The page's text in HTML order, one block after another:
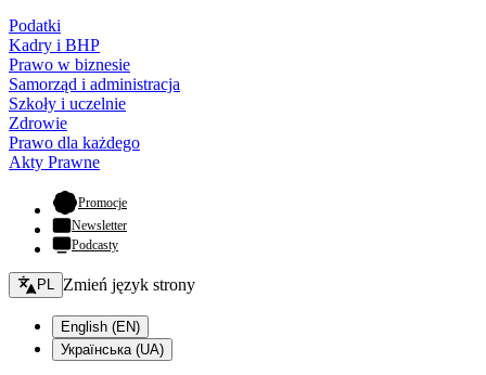
Podatki
Kadry i BHP
Prawo w biznesie
Samorząd i administracja
Szkoły i uczelnie
Zdrowie
Prawo dla każdego
Akty Prawne
Promocje- otwiera się w nowej karcie
Newsletter
Podcasty
Zmień język - bieżący:
PL Zmień język strony
English (EN)
Українська (UA)